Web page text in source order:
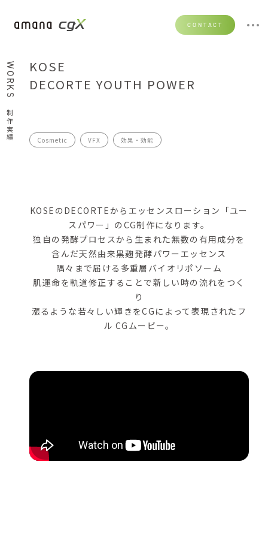
CONTACT
WORKS
制作実績
KOSE
DECORTE YOUTH POWER
Cosmetic VFX 効果・効能
KOSEのDECORTEからエッセンスローション「ユー
スパワー」のCG制作になります。
独自の発酵プロセスから生まれた無数の有用成分を
含んだ天然由来黒麹発酵パワーエッセンス
隅々まで届ける多重層バイオリポソーム
肌運命を軌道修正することで新しい時の流れをつく
り
漲るような若々しい輝きをCGによって表現されたフ
ル CGムービー。